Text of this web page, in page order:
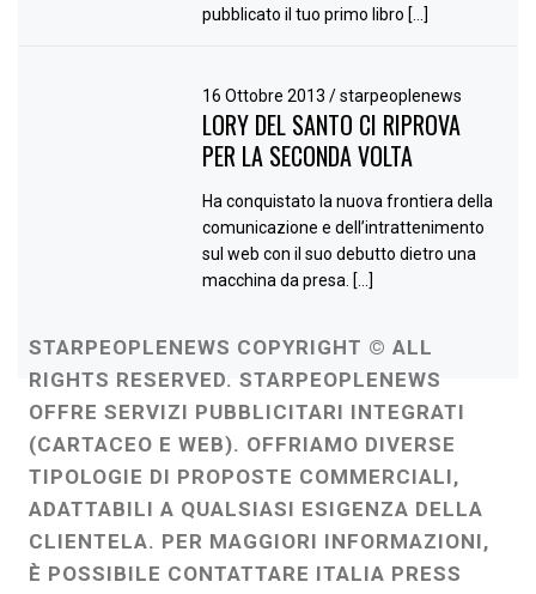
pubblicato il tuo primo libro […]
16 Ottobre 2013/ starpeoplenews
LORY DEL SANTO CI RIPROVA
PER LA SECONDA VOLTA
Ha conquistato la nuova frontiera della
comunicazione e dell’intrattenimento
sul web con il suo debutto dietro una
macchina da presa. […]
STARPEOPLENEWS COPYRIGHT © ALL
RIGHTS RESERVED. STARPEOPLENEWS
OFFRE SERVIZI PUBBLICITARI INTEGRATI
(CARTACEO E WEB). OFFRIAMO DIVERSE
TIPOLOGIE DI PROPOSTE COMMERCIALI,
ADATTABILI A QUALSIASI ESIGENZA DELLA
CLIENTELA. PER MAGGIORI INFORMAZIONI,
È POSSIBILE CONTATTARE ITALIA PRESS